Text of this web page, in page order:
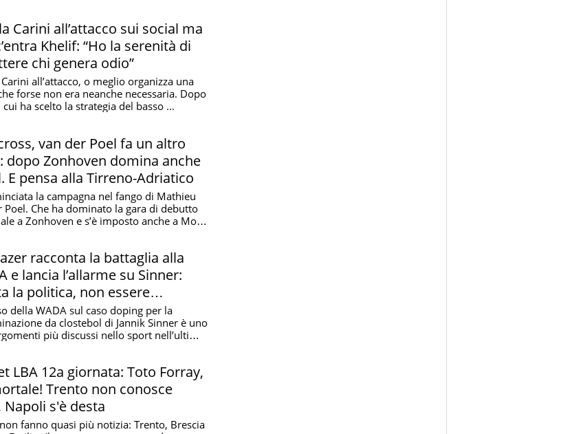
Carini all’attacco sui social ma
Khelif: “Ho la serenità di
chi genera odio”
all’attacco, o meglio organizza una
forse non era neanche necessaria. Dopo
ha scelto la strategia del basso ...
van der Poel fa un altro
dopo Zonhoven domina anche
E pensa alla Tirreno-Adriatico
la campagna nel fango di Mathieu
Poel. Che ha dominato la gara di debutto
a Zonhoven e s’è imposto anche a Mol
racconta la battaglia alla
e lancia l’allarme su Sinner:
la politica, non essere
della WADA sul caso doping per la
da clostebol di Jannik Sinner è uno
più discussi nello sport nell’ultimo
LBA 12a giornata: Toto Forray,
Trento non conosce
s'è desta
fanno quasi più notizia: Trento, Brescia